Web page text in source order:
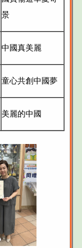
景
中國真美麗
童心共創中國夢
美麗的中國